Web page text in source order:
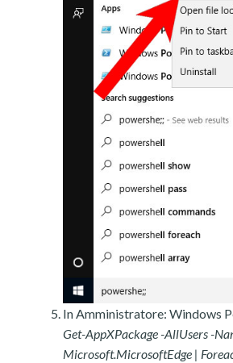
In Amministratore: Windows
Get-AppXPackage -AllUsers -
Microsoft.MicrosoftEdge |